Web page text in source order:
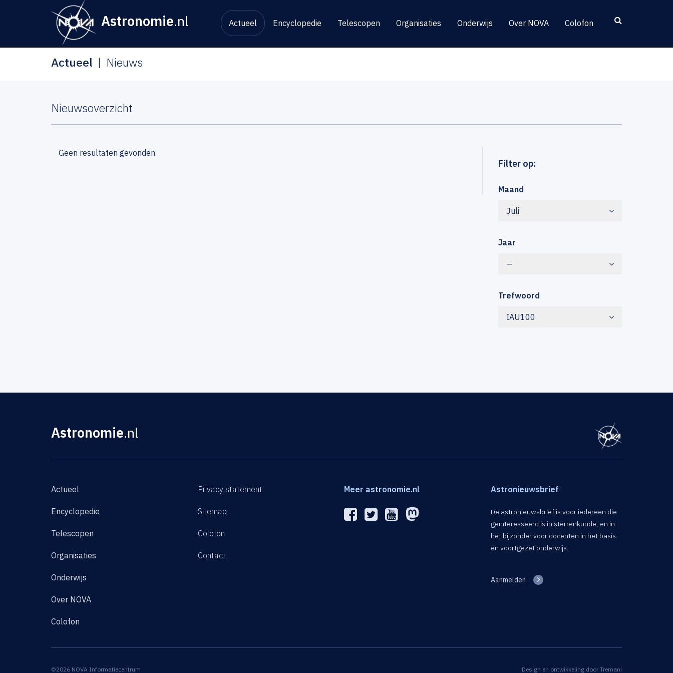
Astronomie.nl Actueel Encyclopedie Telescopen Organisaties Onderwijs Over NOVA Colofon
Actueel Nieuws
Nieuwsoverzicht
Filter op:
Maand
Juli
Jaar
—
Trefwoord
IAU100
Geen resultaten gevonden.
Astronomie.nl
Actueel
Encyclopedie
Telescopen
Organisaties
Onderwijs
Over NOVA
Colofon
Privacy statement
Sitemap
Colofon
Contact
Meer astronomie.nl Astronieuwsbrief
De astronieuwsbrief is voor iedereen die
geïnteresseerd is in sterrenkunde, en in
het bijzonder voor docenten in het basis-
en voortgezet onderwijs.
Aanmelden
©2026 NOVA Informatiecentrum Design en ontwikkeling door Tremani